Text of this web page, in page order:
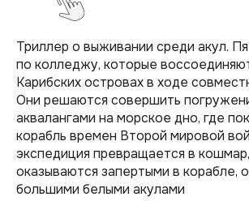
Триллер о выживании среди акул.
по колледжу, которые
Карибских островах в ходе
Они решаются совершить
аквалангами на морское дно, где
корабль времен Второй мировой
экспедиция превращается в
оказываются запертыми в корабле,
большими белыми акулами